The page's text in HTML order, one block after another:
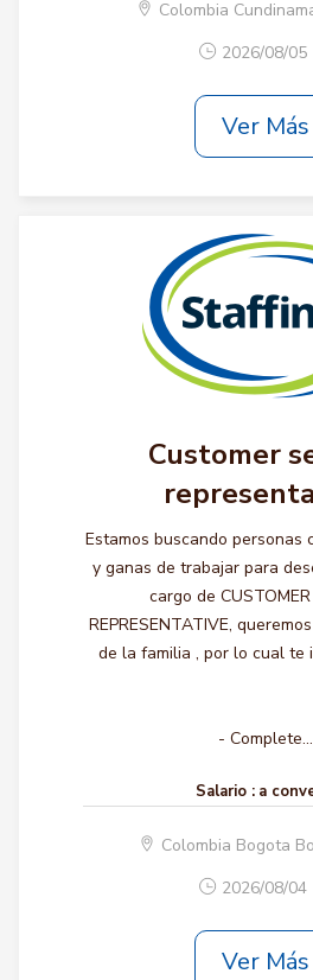
Colombia
2026/08/05
Ver Más
Customer
Estamos buscando personas
y ganas de trabajar para
cargo de CUSTOMER
REPRESENTATIVE,
de la familia , por lo cual te
- Complete...
Salario : a
Colombia Bogota
2026/08/04
Ver Más